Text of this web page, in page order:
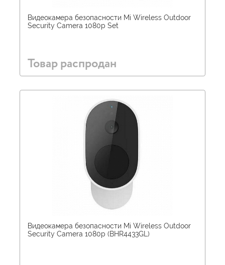
Видеокамера безопасности Mi Wireless Outdoor
Security Camera 1080p Set
Товар распродан
Видеокамера безопасности Mi Wireless Outdoor
Security Camera 1080p (BHR4433GL)